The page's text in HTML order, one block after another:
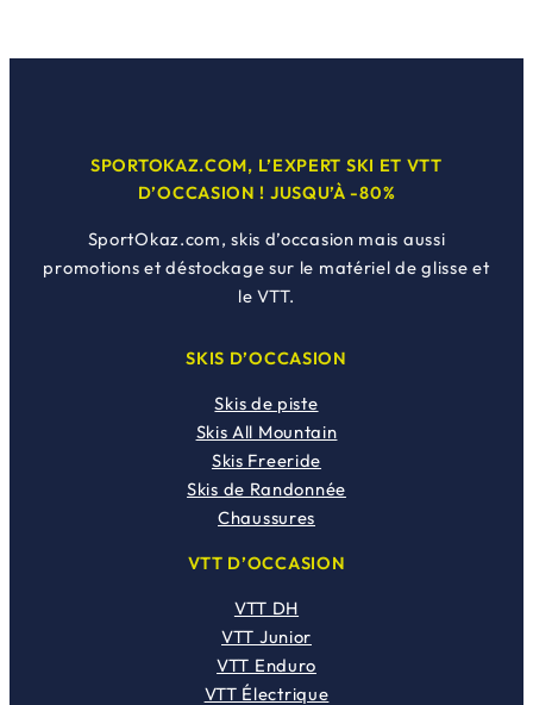
SPORTOKAZ.COM, L’EXPERT SKI ET VTT
D’OCCASION ! JUSQU’À -80%
SportOkaz.com, skis d’occasion mais aussi
promotions et déstockage sur le matériel de glisse et
le VTT.
SKIS D’OCCASION
Skis de piste
Skis All Mountain
Skis Freeride
Skis de Randonnée
Chaussures
VTT D’OCCASION
VTT DH
VTT Junior
VTT Enduro
VTT Électrique